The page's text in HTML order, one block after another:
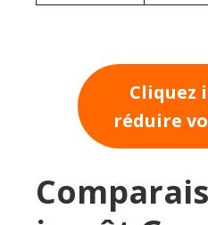
Cliquez
réduire